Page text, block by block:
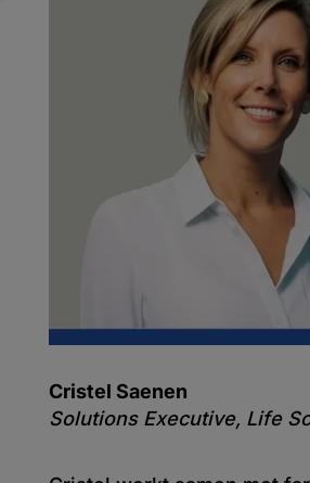
Cristel Saenen
Solutions Executive, Life